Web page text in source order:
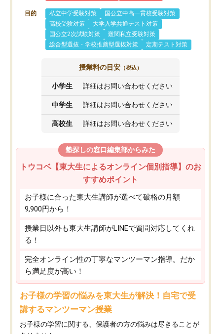
目的 私立中学受験対策
国公立中高一貫校受験対策
高校受験対策
大学入学共通テスト対策
国公立2次試験対策
難関私立受験対策
総合型選抜・学校推薦型選抜対策
定期テスト対策
授業料の目安 （税込）
小学生 詳細はお問い合わせください
中学生 詳細はお問い合わせください
高校生 詳細はお問い合わせください
塾探しの窓口編集部からみた
トウコベ【東大生によるオンライン個別指導】のお
すすめポイント
お子様に合った東大生講師が選べて破格の月額
9,900円から！
授業日以外も東大生講師がLINEで質問対応してくれ
る！
完全オンライン性の丁寧なマンツーマン指導。だか
ら満足度が高い！
お子様の学習の悩みを東大生が解決！自宅で受
講するマンツーマン授業
お子様の学習に関する、保護者の方の悩みは尽きることが